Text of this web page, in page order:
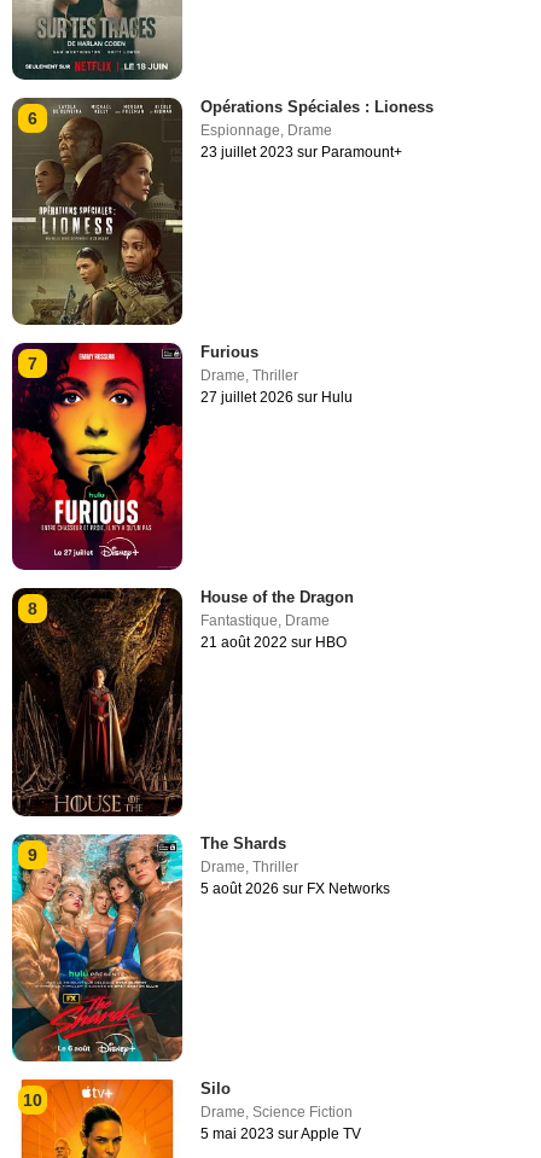
6
Opérations Spéciales : Lioness
Espionnage Drame
23 juillet 2023 sur Paramount+
7
Furious
Drame,Thriller
27 juillet 2026 sur Hulu
8
House of the Dragon
Fantastique, Drame
21 août 2022 sur HBO
9
The Shards
Drame ,Thriller
5 août 2026 sur FX Networks
10
Silo
Drame,Science Fiction
5 mai 2023 sur Apple TV